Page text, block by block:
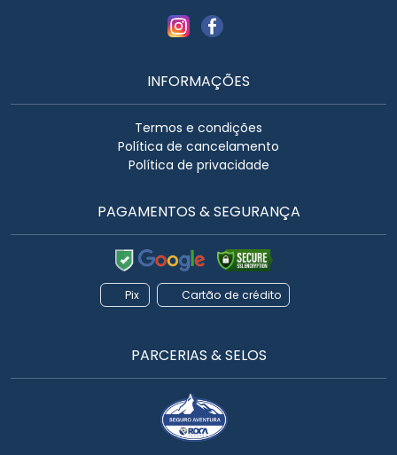
INFORMAÇÕES
Termos e condições
Política de cancelamento
Política de privacidade
PAGAMENTOS & SEGURANÇA
Pix Cartão de crédito
PARCERIAS & SELOS